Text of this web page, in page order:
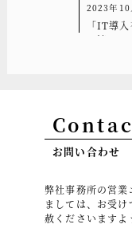
2023年10
「IT導
お済みで
お問い合わせ
弊社事務所の営業
ましては、お受
赦くださいますよ